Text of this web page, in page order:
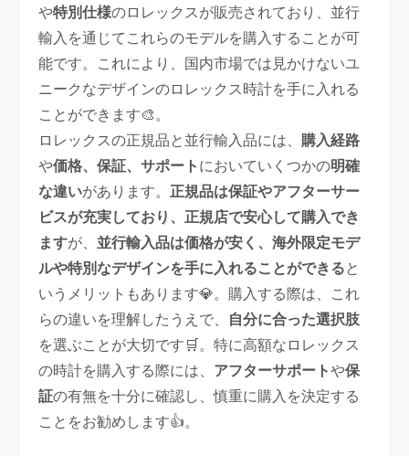
や特別仕様のロレックスが販売されており、並行
輸入を通じてこれらのモデルを購入することが可
能です。これにより、国内市場では見かけないユ
ニークなデザインのロレックス時計を手に入れる
ことができます🎨。
ロレックスの正規品と並行輸入品には、 購入経路
や価格、保証、サポート においていくつかの明確
な違いがあります。 正規品は保証やアフターサー
ビスが充実しており、正規店で安心して購入でき
ますが、 並行輸入品は価格が安く、海外限定モデ
ルや特別なデザインを手に入れることができると
いうメリットもあります💎。購入する際は、これ
らの違いを理解したうえで、 自分に合った選択肢
を選ぶことが大切です🛒。特に高額なロレックス
の時計を購入する際には、 アフターサポートや保
証の有無を十分に確認し、慎重に購入を決定する
ことをお勧めします👍。